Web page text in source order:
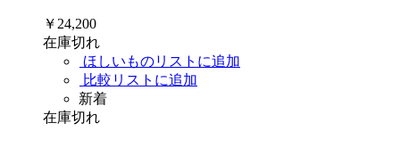
￥24,200
在庫切れ
ほしいものリストに追加
比較リストに追加
新着
在庫切れ